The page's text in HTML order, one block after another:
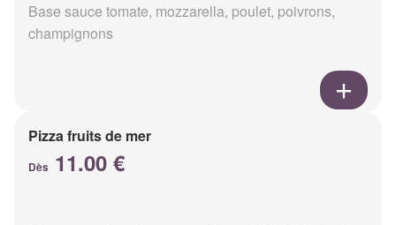
Base sauce tomate, mozzarella, poulet, poivrons,
champignons
Pizza fruits de mer
Dès 11.00 €